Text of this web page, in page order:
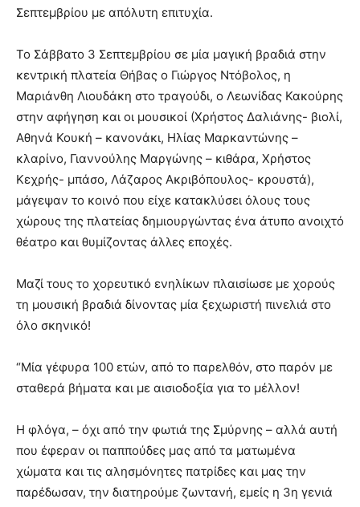
Σεπτεμβρίου με απόλυτη επιτυχία.
Το Σάββατο 3 Σεπτεμβρίου σε μία μαγική βραδιά στην
κεντρική πλατεία Θήβας ο Γιώργος Ντόβολος, η
Μαριάνθη Λιουδάκη στο τραγούδι, ο Λεωνίδας Κακούρης
στην αφήγηση και οι μουσικοί (Χρήστος Δαλιάνης- βιολί,
Αθηνά Κουκή – κανονάκι, Ηλίας Μαρκαντώνης –
κλαρίνο, Γιαννούλης Μαργώνης – κιθάρα, Χρήστος
Κεχρής- μπάσο, Λάζαρος Ακριβόπουλος- κρουστά),
μάγεψαν το κοινό που είχε κατακλύσει όλους τους
χώρους της πλατείας δημιουργώντας ένα άτυπο ανοιχτό
θέατρο και θυμίζοντας άλλες εποχές.
Μαζί τους το χορευτικό ενηλίκων πλαισίωσε με χορούς
τη μουσική βραδιά δίνοντας μία ξεχωριστή πινελιά στο
όλο σκηνικό!
“Μία γέφυρα 100 ετών, από το παρελθόν, στο παρόν με
σταθερά βήματα και με αισιοδοξία για το μέλλον!
Η φλόγα, – όχι από την φωτιά της Σμύρνης – αλλά αυτή
που έφεραν οι παππούδες μας από τα ματωμένα
χώματα και τις αλησμόνητες πατρίδες και μας την
παρέδωσαν, την διατηρούμε ζωντανή, εμείς η 3η γενιά